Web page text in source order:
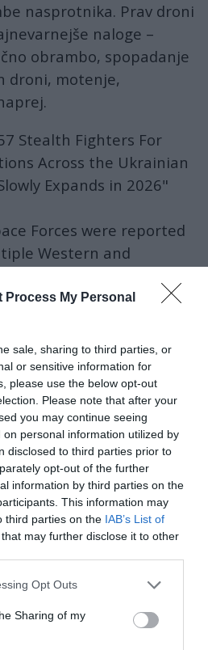
Process My Personal
sale, sharing to third parties, or
or sensitive information for
please use the below opt-out
Please note that after your
you may continue seeing
personal information utilized by
disclosed to third parties prior to
opt-out of the further
information by third parties on the
This information may
third parties on the IAB’s List of
that may further disclose it to other
Opt Outs
Sharing of my
nasprotnika. Prav droni
naloge –
obrambo, spopadanje
droni, motenje,
Stealth Fighters For
Across the Ukrainian
Expands in 2026"
Forces were reported
Western and
May 29, 2026
lovsko letalo vidno na
večji razdalji kot
to ne bo povečalo
poveljniško mesto
v katerem bo
opravljalo enake
manjše poslabšanje
minimalno. Vendar
zračne sile niti tuji